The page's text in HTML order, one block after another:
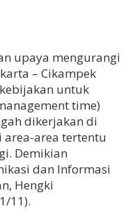
upaya mengurangi
– Cikampek
untuk
time)
dikerjakan di
area-area tertentu
Demikian
dan Informasi
Hengki
11).